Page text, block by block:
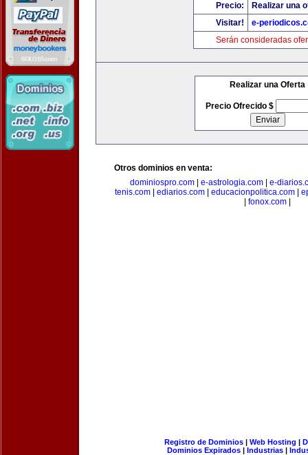
Precio:
Realizar una
Visitar!
e-
Serán consideradas
Realizar una Oferta
Precio Ofrecido $
Otros dominios en venta:
dominiospro.com
e-astrologia.com
e-
tenis.com
ediarios.com educacionpolitica.com
fonox.com
Registro de Dominios| Web Hosting |
Dominios Expirados | Industrias |